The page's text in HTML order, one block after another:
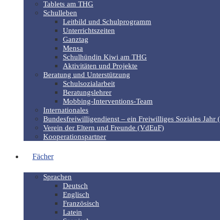
Tablets am THG
Schulleben
Leitbild und Schulprogramm
Unterrichtszeiten
Ganztag
Mensa
Schulhündin Kiwi am THG
Aktivitäten und Projekte
Beratung und Unterstützung
Schulsozialarbeit
Beratungslehrer
Mobbing-Interventions-Team
Internationales
Bundesfreiwilligendienst – ein Freiwilliges Soziales Jahr
Verein der Eltern und Freunde (VdEuF)
Kooperationspartner
Fächer
Sprachen
Deutsch
Englisch
Französisch
Latein